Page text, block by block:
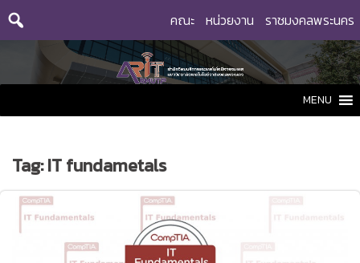
Skip
คณะ หน่วยงาน ราชมงคลพระนคร
MENU
Tag:IT fundametals